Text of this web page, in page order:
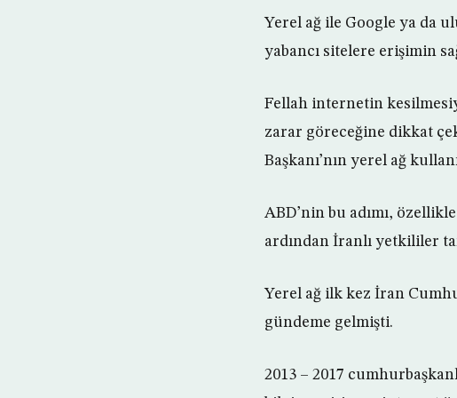
Yerel ağ ile Google ya da
yabancı sitelere erişimin
Fellah internetin
zarar göreceğine dikkat
Başkanı’nın yerel ağ
ABD’nin bu adımı,
ardından İranlı yetkililer
Yerel ağ ilk kez İran
gündeme gelmişti.
2013 – 2017